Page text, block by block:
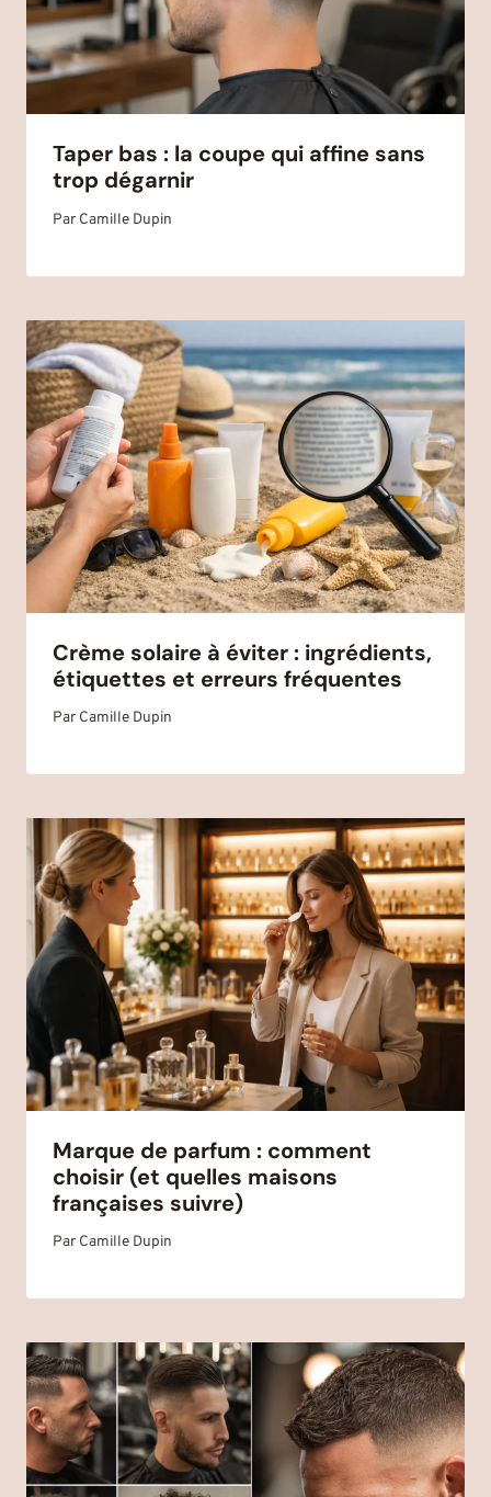
Taper bas : la coupe qui affine sans
trop dégarnir
Par Camille Dupin
Crème solaire à éviter : ingrédients,
étiquettes et erreurs fréquentes
Par Camille Dupin
Marque de parfum : comment
choisir (et quelles maisons
françaises suivre)
Par Camille Dupin